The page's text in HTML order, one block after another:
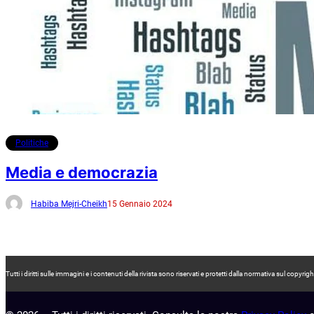
Politiche
Media e democrazia
Habiba Mejri-Cheikh15 Gennaio 2024
Tutti i diritti sulle immagini e i contenuti della rivista sono riservati e protetti dalla normativa sul